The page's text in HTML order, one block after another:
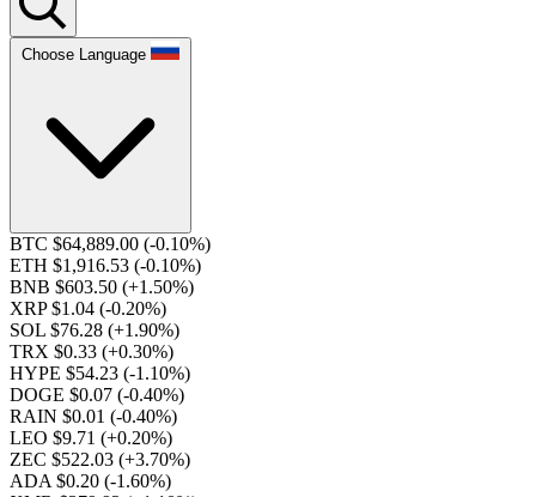
Choose Language
BTC $64,889.00 (-0.10%)
ETH $1,916.53 (-0.10%)
BNB $603.50 (+1.50%)
XRP $1.04 (-0.20%)
SOL $76.28 (+1.90%)
TRX $0.33 (+0.30%)
HYPE $54.23 (-1.10%)
DOGE $0.07 (-0.40%)
RAIN $0.01 (-0.40%)
LEO $9.71 (+0.20%)
ZEC $522.03 (+3.70%)
ADA $0.20 (-1.60%)